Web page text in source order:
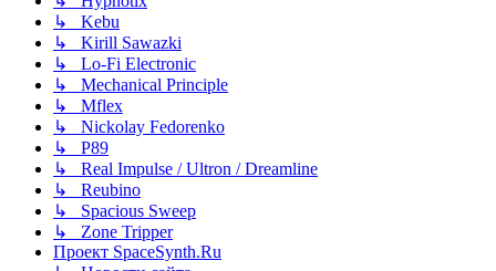
↳ Kebu
↳ Kirill Sawazki
↳ Lo-Fi Electronic
↳ Mechanical Principle
↳ Mflex
↳ Nickolay Fedorenko
↳ P89
↳ Real Impulse / Ultron / Dreamline
↳ Reubino
↳ Spacious Sweep
↳ Zone Tripper
Проект SpaceSynth.Ru